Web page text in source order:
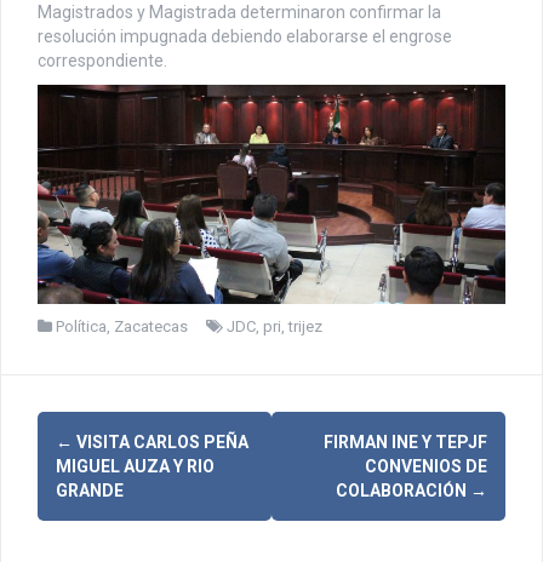
Magistrados y Magistrada determinaron confirmar la
resolución impugnada debiendo elaborarse el engrose
correspondiente.
Política, Zacatecas JDC, pri,trijez
N← VISITA CARLOS PEÑA
MIGUEL AUZA Y RIO
GRANDE
FIRMAN INE Y TEPJF
CONVENIOS DE
COLABORACIÓN →